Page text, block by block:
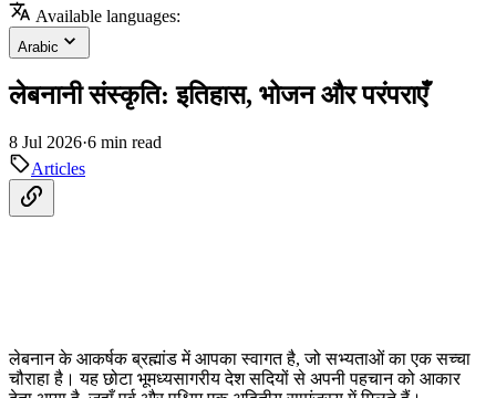
Available languages:
Arabic
लेबनानी संस्कृति: इतिहास, भोजन और परंपराएँ
8 Jul 2026·6 min read
Articles
लेबनान के आकर्षक ब्रह्मांड में आपका स्वागत है, जो सभ्यताओं का एक सच्चा
चौराहा है। यह छोटा भूमध्यसागरीय देश सदियों से अपनी पहचान को आकार